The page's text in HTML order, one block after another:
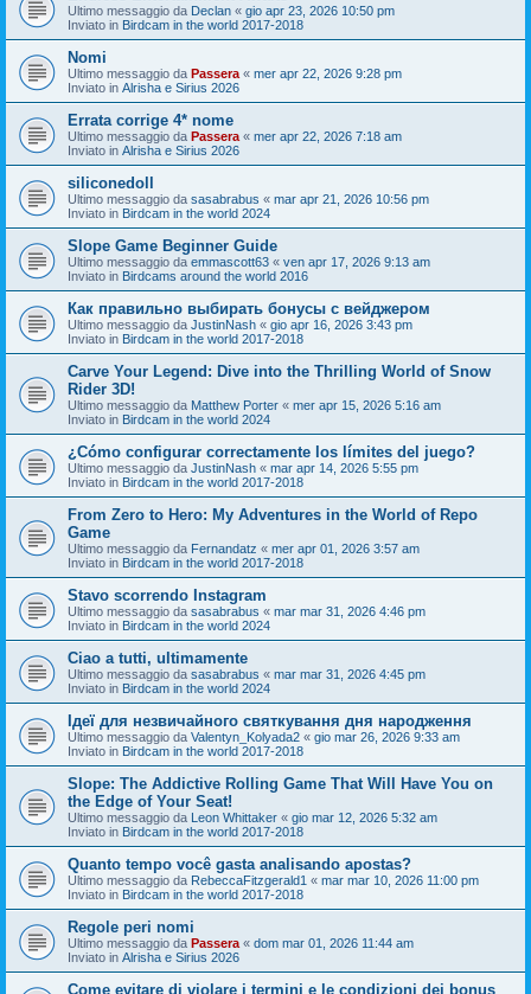
Ultimo messaggio da Declan « gio apr 23, 2026 10:50 pm
Inviato in Birdcam in the world 2017-2018
Nomi
Ultimo messaggio da Passera « mer apr 22, 2026 9:28 pm
Inviato in Alrisha e Sirius 2026
Errata corrige 4* nome
Ultimo messaggio da Passera « mer apr 22, 2026 7:18 am
Inviato in Alrisha e Sirius 2026
siliconedoll
Ultimo messaggio da sasabrabus « mar apr 21, 2026 10:56 pm
Inviato in Birdcam in the world 2024
Slope Game Beginner Guide
Ultimo messaggio da emmascott63 « ven apr 17, 2026 9:13 am
Inviato in Birdcams around the world 2016
Как правильно выбирать бонусы с вейджером
Ultimo messaggio da JustinNash « gio apr 16, 2026 3:43 pm
Inviato in Birdcam in the world 2017-2018
Carve Your Legend: Dive into the Thrilling World of Snow
Rider 3D!
Ultimo messaggio da Matthew Porter « mer apr 15, 2026 5:16 am
Inviato in Birdcam in the world 2024
¿Cómo configurar correctamente los límites del juego?
Ultimo messaggio da JustinNash « mar apr 14, 2026 5:55 pm
Inviato in Birdcam in the world 2017-2018
From Zero to Hero: My Adventures in the World of Repo
Game
Ultimo messaggio da Fernandatz « mer apr 01, 2026 3:57 am
Inviato in Birdcam in the world 2017-2018
Stavo scorrendo Instagram
Ultimo messaggio da sasabrabus « mar mar 31, 2026 4:46 pm
Inviato in Birdcam in the world 2024
Ciao a tutti, ultimamente
Ultimo messaggio da sasabrabus « mar mar 31, 2026 4:45 pm
Inviato in Birdcam in the world 2024
Ідеї для незвичайного святкування дня народження
Ultimo messaggio da Valentyn_Kolyada2 « gio mar 26, 2026 9:33 am
Inviato in Birdcam in the world 2017-2018
Slope: The Addictive Rolling Game That Will Have You on
the Edge of Your Seat!
Ultimo messaggio da Leon Whittaker « gio mar 12, 2026 5:32 am
Inviato in Birdcam in the world 2017-2018
Quanto tempo você gasta analisando apostas?
Ultimo messaggio da RebeccaFitzgerald1 « mar mar 10, 2026 11:00 pm
Inviato in Birdcam in the world 2017-2018
Regole peri nomi
Ultimo messaggio da Passera « dom mar 01, 2026 11:44 am
Inviato in Alrisha e Sirius 2026
Come evitare di violare i termini e le condizioni dei bonus